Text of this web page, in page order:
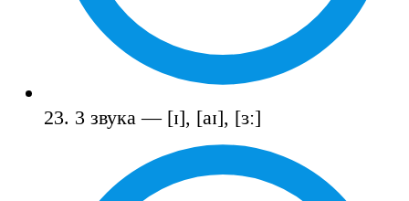
23. 3 звука — [ɪ], [aɪ], [ɜː]